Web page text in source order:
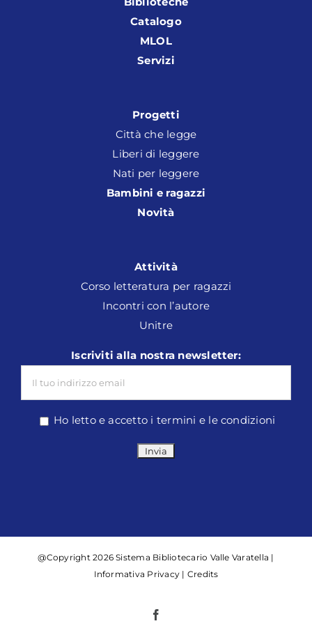
Catalogo
MLOL
Servizi
Progetti
Città che legge
Liberi di leggere
Nati per leggere
Bambini e ragazzi
Novità
Attività
Corso letteratura per ragazzi
Incontri con l’autore
Unitre
Iscriviti alla nostra newsletter:
Ho letto e accetto i termini e le condizioni
@Copyright 2026 Sistema Bibliotecario Valle Varatella |
Informativa Privacy | Credits